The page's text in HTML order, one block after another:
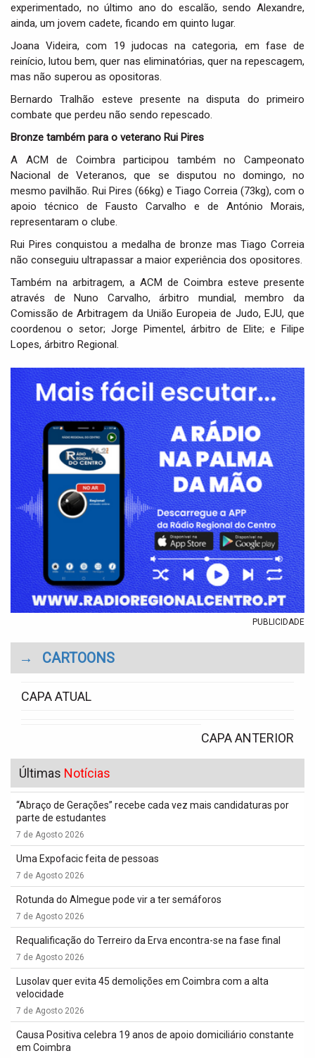
experimentado, no último ano do escalão, sendo Alexandre,
ainda, um jovem cadete, ficando em quinto lugar.
Joana Videira, com 19 judocas na categoria, em fase de
reinício, lutou bem, quer nas eliminatórias, quer na repescagem,
mas não superou as opositoras.
Bernardo Tralhão esteve presente na disputa do primeiro
combate que perdeu não sendo repescado.
Bronze também para o veterano Rui Pires
A ACM de Coimbra participou também no Campeonato
Nacional de Veteranos, que se disputou no domingo, no
mesmo pavilhão. Rui Pires (66kg) e Tiago Correia (73kg), com o
apoio técnico de Fausto Carvalho e de António Morais,
representaram o clube.
Rui Pires conquistou a medalha de bronze mas Tiago Correia
não conseguiu ultrapassar a maior experiência dos opositores.
Também na arbitragem, a ACM de Coimbra esteve presente
através de Nuno Carvalho, árbitro mundial, membro da
Comissão de Arbitragem da União Europeia de Judo, EJU, que
coordenou o setor; Jorge Pimentel, árbitro de Elite; e Filipe
Lopes, árbitro Regional.
PUBLICIDADE
→ CARTOONS
CAPA ATUAL
CAPA ANTERIOR
Últimas Notícias
“Abraço de Gerações” recebe cada vez mais candidaturas por
parte de estudantes
7 de Agosto 2026
Uma Expofacic feita de pessoas
7 de Agosto 2026
Rotunda do Almegue pode vir a ter semáforos
7 de Agosto 2026
Requalificação do Terreiro da Erva encontra-se na fase final
7 de Agosto 2026
Lusolav quer evita 45 demolições em Coimbra com a alta
velocidade
7 de Agosto 2026
Causa Positiva celebra 19 anos de apoio domiciliário constante
em Coimbra